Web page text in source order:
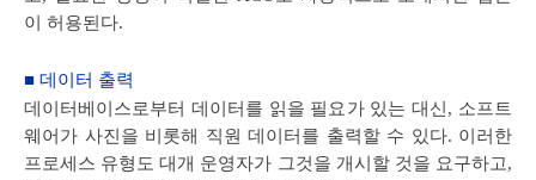
이 허용된다.
■ 데이터 출력
데이터베이스로부터 데이터를 읽을 필요가 있는 대신, 소프트
웨어가 사진을 비롯해 직원 데이터를 출력할 수 있다. 이러한
프로세스 유형도 대개 운영자가 그것을 개시할 것을 요구하고,